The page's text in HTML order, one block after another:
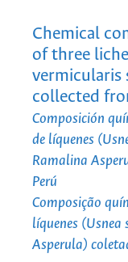
Chemical
of three
vermicularis
collected
Composición
de líquenes
Ramalina
Perú
Composição
líquenes
Asperula)